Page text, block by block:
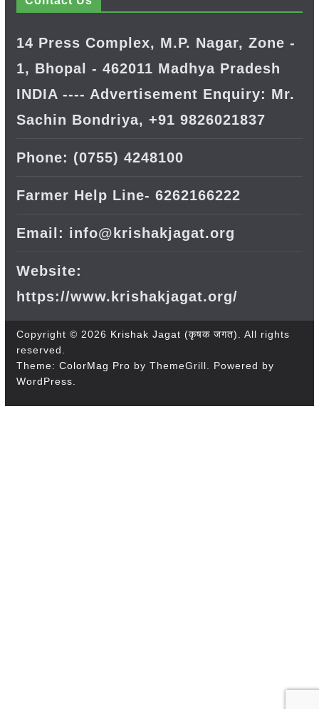
14 Press Complex, M.P. Nagar, Zone -
1, Bhopal - 462011 Madhya Pradesh
INDIA ---- Advertisement Enquiry: Mr.
Sachin Bondriya, +91 9826021837
Phone: (0755) 4248100
Farmer Help Line- 6262166222
Email: info@krishakjagat.org
Website:
https://www.krishakjagat.org/
Copyright © 2026 Krishak Jagat (कृषक जगत)
. All rights
reserved.
Theme: ColorMag Pro by ThemeGrill. Powered by
WordPress